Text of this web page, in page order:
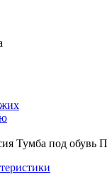
Тумба под